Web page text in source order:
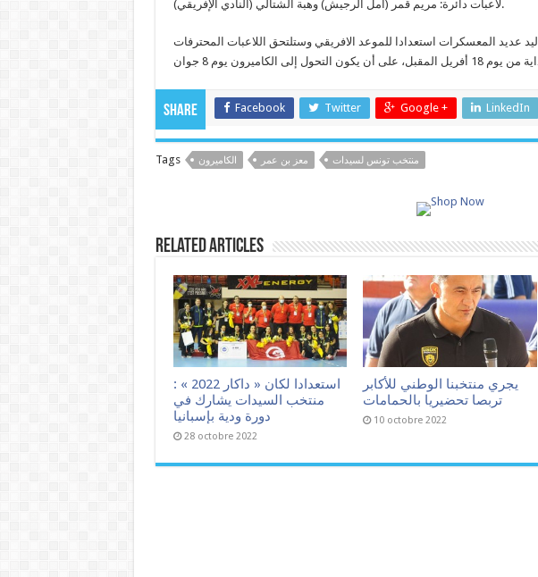
لاعبات دائرة: مريم قمر (أمل الرجيش) وهبة الشتالي (النادي الإفريقي).
المعسكرات استعدادا للموعد الافريقي وستلتحق اللاعبات المحترفات
Share Facebook Twitter Google + LinkedIn
Tags الكاميرون معز بن عمر منتخب تونس لسيدات
Related Articles
استعدادا لكان « داكار 2022 » :
منتخب السيدات يشارك في
دورة ودية بإسبانيا
28 octobre 2022
يجري منتخبنا الوطني للأكابر
تربصا تحضيريا بالحمامات
10 octobre 2022